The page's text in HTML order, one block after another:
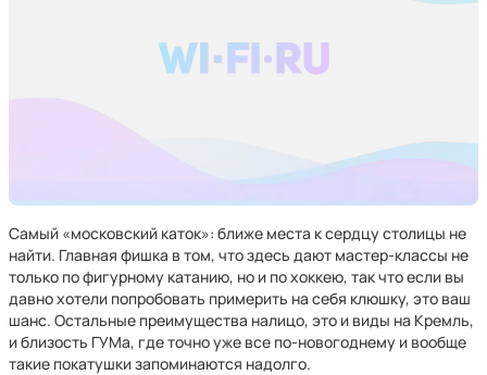
Самый «московский каток»: ближе места к сердцу столицы не
найти. Главная фишка в том, что здесь дают мастер-классы не
только по фигурному катанию, но и по хоккею, так что если вы
давно хотели попробовать примерить на себя клюшку, это ваш
шанс. Остальные преимущества налицо, это и виды на Кремль,
и близость ГУМа, где точно уже все по-новогоднему и вообще
такие покатушки запоминаются надолго.